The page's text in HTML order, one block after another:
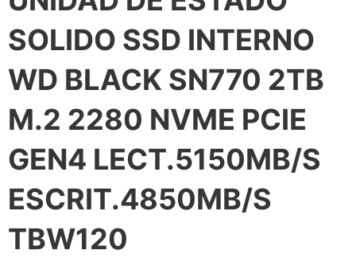
SOLIDO SSD INTERNO
WD BLACK SN770 2TB
M.2 2280 NVME PCIE
GEN4 LECT.5150MB/S
ESCRIT.4850MB/S
TBW120